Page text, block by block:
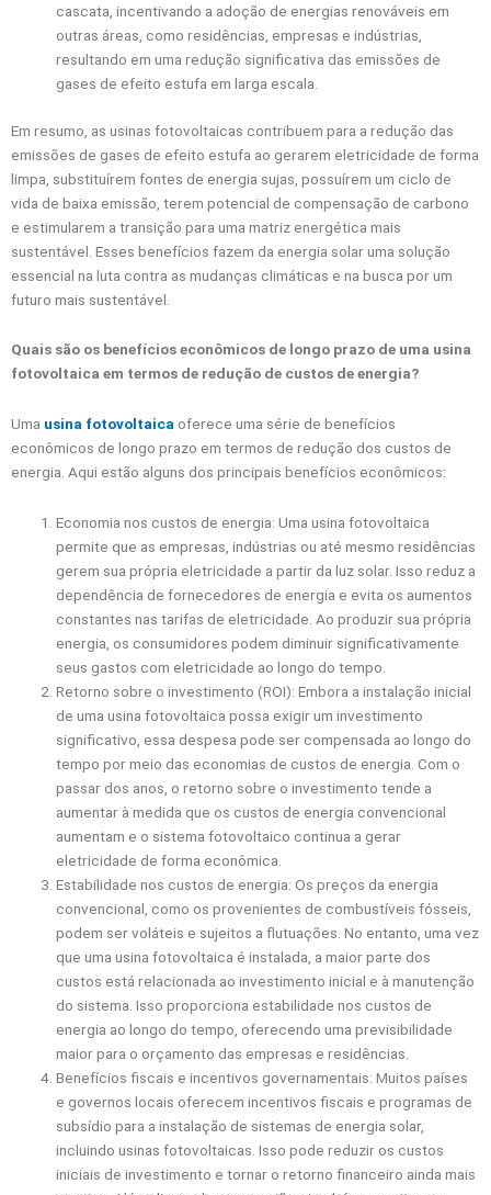
cascata, incentivando a adoção de energias renováveis em
outras áreas, como residências, empresas e indústrias,
resultando em uma redução significativa das emissões de
gases de efeito estufa em larga escala.
Em resumo, as usinas fotovoltaicas contribuem para a redução das
emissões de gases de efeito estufa ao gerarem eletricidade de forma
limpa, substituírem fontes de energia sujas, possuírem um ciclo de
vida de baixa emissão, terem potencial de compensação de carbono
e estimularem a transição para uma matriz energética mais
sustentável. Esses benefícios fazem da energia solar uma solução
essencial na luta contra as mudanças climáticas e na busca por um
futuro mais sustentável.
Quais são os benefícios econômicos de longo prazo de uma usina
fotovoltaica em termos de redução de custos de energia?
Uma usina fotovoltaica oferece uma série de benefícios
econômicos de longo prazo em termos de redução dos custos de
energia. Aqui estão alguns dos principais benefícios econômicos:
Economia nos custos de energia: Uma usina fotovoltaica
permite que as empresas, indústrias ou até mesmo residências
gerem sua própria eletricidade a partir da luz solar. Isso reduz a
dependência de fornecedores de energia e evita os aumentos
constantes nas tarifas de eletricidade. Ao produzir sua própria
energia, os consumidores podem diminuir significativamente
seus gastos com eletricidade ao longo do tempo.
Retorno sobre o investimento (ROI): Embora a instalação inicial
de uma usina fotovoltaica possa exigir um investimento
significativo, essa despesa pode ser compensada ao longo do
tempo por meio das economias de custos de energia. Com o
passar dos anos, o retorno sobre o investimento tende a
aumentar à medida que os custos de energia convencional
aumentam e o sistema fotovoltaico continua a gerar
eletricidade de forma econômica.
Estabilidade nos custos de energia: Os preços da energia
convencional, como os provenientes de combustíveis fósseis,
podem ser voláteis e sujeitos a flutuações. No entanto, uma vez
que uma usina fotovoltaica é instalada, a maior parte dos
custos está relacionada ao investimento inicial e à manutenção
do sistema. Isso proporciona estabilidade nos custos de
energia ao longo do tempo, oferecendo uma previsibilidade
maior para o orçamento das empresas e residências.
Benefícios fiscais e incentivos governamentais: Muitos países
e governos locais oferecem incentivos fiscais e programas de
subsídio para a instalação de sistemas de energia solar,
incluindo usinas fotovoltaicas. Isso pode reduzir os custos
iniciais de investimento e tornar o retorno financeiro ainda mais